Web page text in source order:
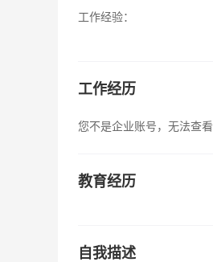
工作经验：
工作经历
您不是企业账号，无法查看
教育经历
自我描述